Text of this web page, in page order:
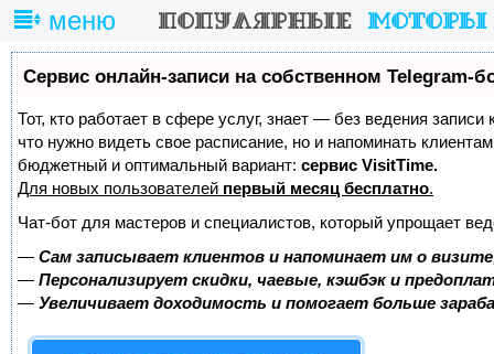
меню
Сервис онлайн-записи на собственном Telegram-
Тот, кто работает в сфере услуг, знает — без ведения записи
что нужно видеть свое расписание, но и напоминать
бюджетный и оптимальный вариант: сервис VisitTime.
Для новых пользователей первый месяц бесплатно.
Чат-бот для мастеров и специалистов, который упрощает
— Сам записывает клиентов и напоминает им о
— Персонализирует скидки, чаевые, кэшбэк и
— Увеличивает доходимость и помогает больше